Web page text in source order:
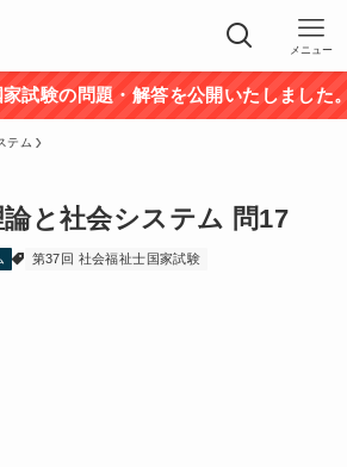
メニュー
の問題・解答を公開いたしました。途
テム
と社会システム 問17
第37回 社会福祉士国家試験